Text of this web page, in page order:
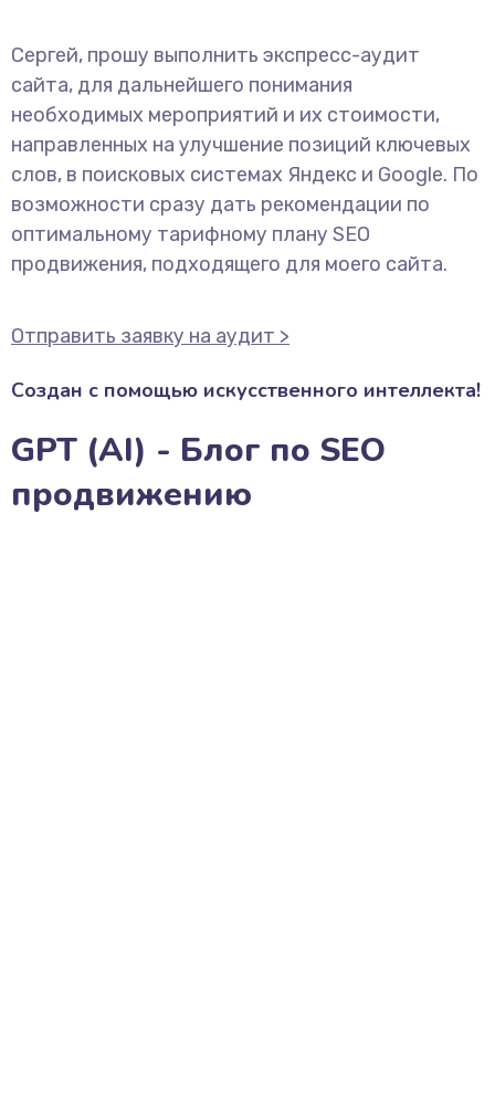
Сергей, прошу выполнить экспресс-аудит
сайта, для дальнейшего понимания
необходимых мероприятий и их стоимости,
направленных на улучшение позиций ключевых
слов, в поисковых системах Яндекс и Google. По
возможности сразу дать рекомендации по
оптимальному тарифному плану SEO
продвижения, подходящего для моего сайта.
Отправить заявку на аудит >
Создан с помощью искусственного интеллекта!
GPT (AI) - Блог по SEO
продвижению